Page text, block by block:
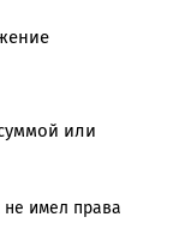
или
не имел права